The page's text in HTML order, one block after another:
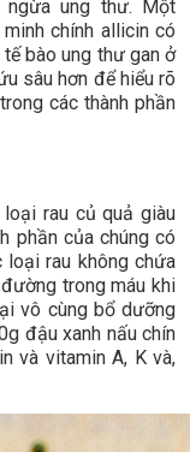
ung thư. Một
chính allicin có
bào ung thư gan ở
sâu hơn để hiểu rõ
các thành phần
rau củ quả giàu
phần của chúng có
rau không chứa
trong máu khi
vô cùng bổ dưỡng
đậu xanh nấu chín
và vitamin A, K và,